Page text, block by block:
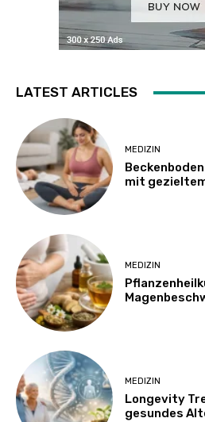
LATEST ARTICLES
MEDIZIN
mit
MEDIZIN
MEDIZIN
Longevity
gesundes